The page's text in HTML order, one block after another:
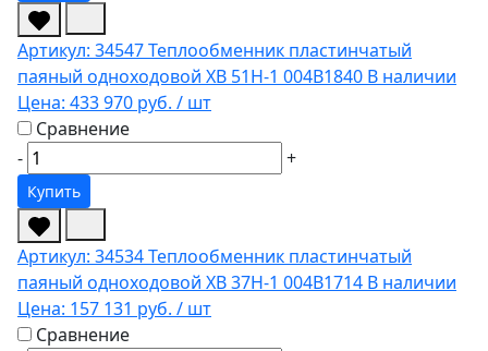
Артикул: 34547Теплообменник пластинчатый
паяный одноходовой XB 51H-1 004B1840 В наличии
Цена: 433 970 руб. / шт
Сравнение
-
+
Купить
Артикул: 34534Теплообменник пластинчатый
паяный одноходовой XB 37H-1 004B1714 В наличии
Цена: 157 131 руб. / шт
Сравнение